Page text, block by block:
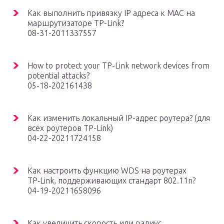
Как выполнить привязку IP адреса к МАС на
маршрутизаторе TP-Link?
08-31-2011337557
How to protect your TP-Link network devices from
potential attacks?
05-18-202161438
Как изменить локальный IP-адрес роутера? (для
всех роутеров TP-Link)
04-22-20211724158
Как настроить функцию WDS на роутерах
TP‑Link, поддерживающих стандарт 802.11n?
04-19-20211658096